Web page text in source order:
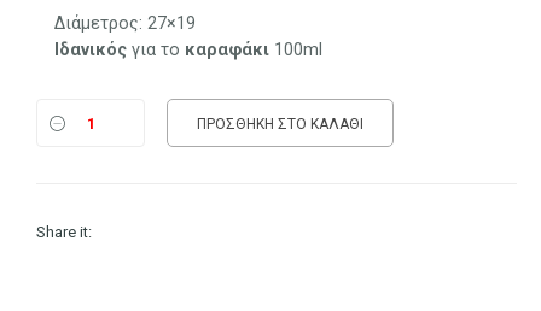
was:
0.50 €.
τιμή
είναι:
0.43 €.
Διάμετρος: 27×19
Ιδανικός για το καραφάκι 100ml
ΠΡΟΣΘΉΚΗ ΣΤΟ ΚΑΛΆΘΙ
Share it: